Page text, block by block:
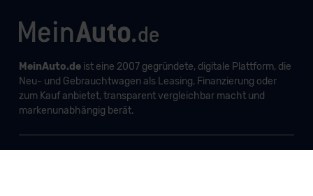
MeinAuto.deist eine 2007 gegründete, digitale Plattform, die
Neu- und Gebrauchtwagen als Leasing, Finanzierung oder
zum Kauf anbietet, transparent vergleichbar macht und
markenunabhängig berät.
Unternehmen